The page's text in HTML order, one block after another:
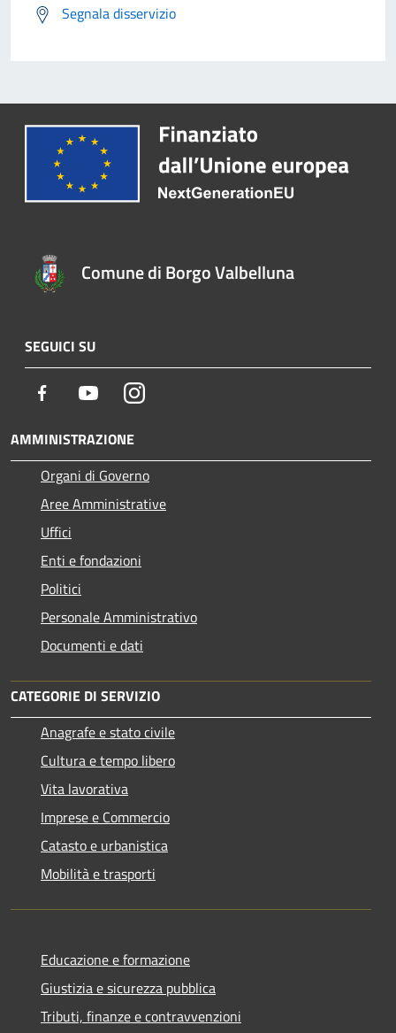
Segnala disservizio
Comune di Borgo Valbelluna
SEGUICI SU
Facebook YoutubeInstagram
AMMINISTRAZIONE
Organi di Governo
Aree Amministrative
Uffici
Enti e fondazioni
Politici
Personale Amministrativo
Documenti e dati
CATEGORIE DI SERVIZIO
Anagrafe e stato civile
Cultura e tempo libero
Vita lavorativa
Imprese e Commercio
Catasto e urbanistica
Mobilità e trasporti
Educazione e formazione
Giustizia e sicurezza pubblica
Tributi, finanze e contravvenzioni